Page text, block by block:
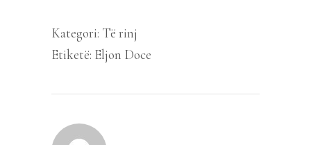
Kategori: Të rinj
Etiketë: Eljon Doce